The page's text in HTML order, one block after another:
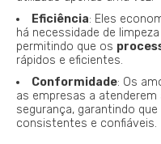
Eficiência: Eles
há necessidade de
permitindo que os
rápidos e eficientes.
Conformidade: Os
as empresas a
segurança, garantindo
consistentes e confiáveis.